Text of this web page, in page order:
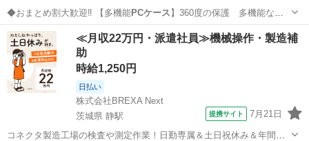
◆おまとめ割大歓迎‼︎ 【多機能PCケース 】360度の保護 多機能なパ
ソコンケ…
千葉 千葉市 海浜幕張駅 その他 パソコンケース
≪月収22万円・派遣社員≫機械操作・製造補
助
時給1,250円
日払い
株式会社BREXA Next
茨城県 静駅
提携サイト 7月21日
コネクタ製造工場の検査や測定作業！日勤専属＆土日祝休み＆年間休